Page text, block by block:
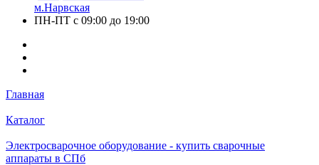
м.Нарвская
ПН-ПТ с 09:00 до 19:00
Главная
Каталог
Электросварочное оборудование - купить сварочные
аппараты в СПб